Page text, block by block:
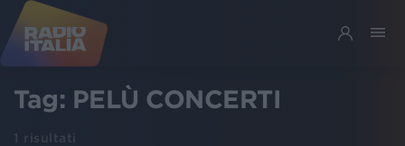
Tag: PELÙ CONCERTI
1 risultati